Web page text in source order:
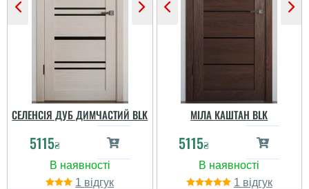
СЕЛЕНСІЯ ДУБ ДИМЧАСТИЙ BLK
5115₴
1
МІЛА КАШТАН BLK
5115₴
1